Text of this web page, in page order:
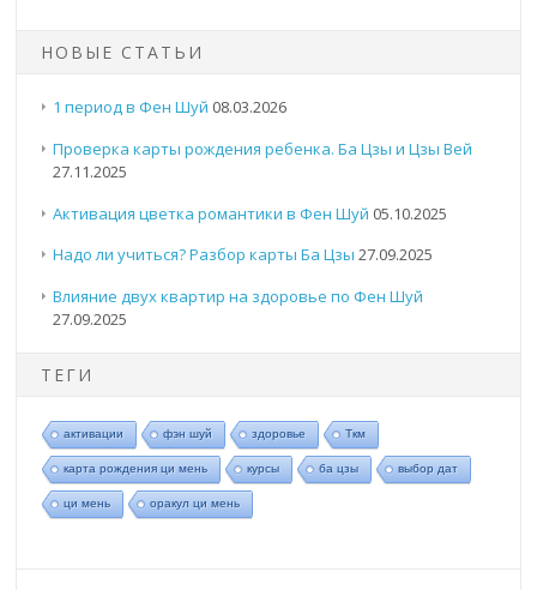
НОВЫЕ СТАТЬИ
1 период в Фен Шуй 08.03.2026
Проверка карты рождения ребенка. Ба Цзы и Цзы Вей
27.11.2025
Активация цветка романтики в Фен Шуй 05.10.2025
Надо ли учиться? Разбор карты Ба Цзы 27.09.2025
Влияние двух квартир на здоровье по Фен Шуй
27.09.2025
ТЕГИ
активации фэн шуй здоровье Ткм
карта рождения ци мень курсы ба цзы выбор дат
ци мень оракул ци мень